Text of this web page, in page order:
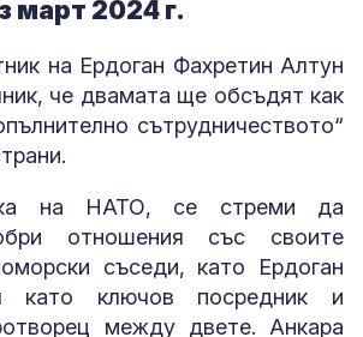
март 2024 г.
на Ердоган Фахретин Алтун
че двамата ще обсъдят как
сътрудничеството“
на НАТО, се стреми да
отношения със своите
съседи, като Ердоган
като ключов посредник и
между двете. Анкара